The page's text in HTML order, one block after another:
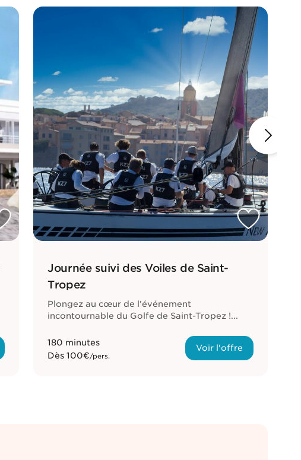
Journée suivi des Voiles de Saint-
Tropez
Plongez au cœur de l'événement
incontournable du Golfe de Saint-Tropez !...
180 minutes
Dès100€/pers.
Voir l'offre